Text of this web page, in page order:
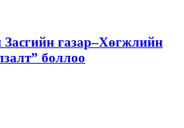
газар–Хөгжлийн
боллоо